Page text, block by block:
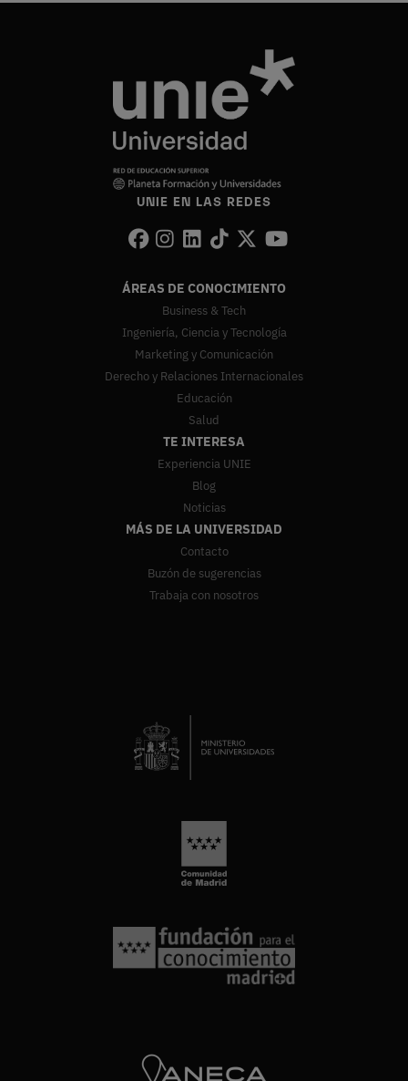
UNIE EN LAS REDES
ÁREAS DE CONOCIMIENTO
Business & Tech
Ingeniería, Ciencia y Tecnología
Marketing y Comunicación
Derecho y Relaciones Internacionales
Educación
Salud
TE INTERESA
Experiencia UNIE
Blog
Noticias
MÁS DE LA UNIVERSIDAD
Contacto
Buzón de sugerencias
Trabaja con nosotros